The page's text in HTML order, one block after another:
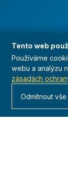
Tento web
Používáme
webu a analýzu
zásadách
Odmítnout vše